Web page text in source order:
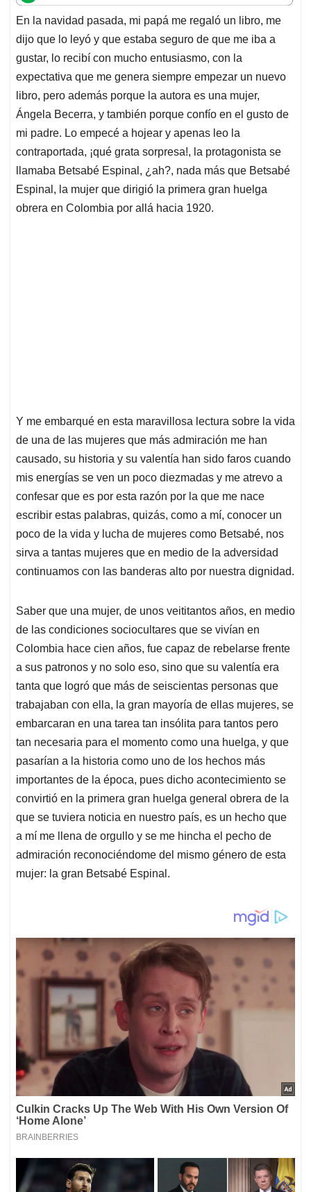
t
s
A
p
p
e
b
o
o
k
k
e
d
I
n
i
l
e
a
d
s
En la navidad pasada, mi papá me regaló un libro, me
dijo que lo leyó y que estaba seguro de que me iba a
gustar, lo recibí con mucho entusiasmo, con la
expectativa que me genera siempre empezar un nuevo
libro, pero además porque la autora es una mujer,
Ángela Becerra, y también porque confío en el gusto de
mi padre. Lo empecé a hojear y apenas leo la
contraportada, ¡qué grata sorpresa!, la protagonista se
llamaba Betsabé Espinal, ¿ah?, nada más que Betsabé
Espinal, la mujer que dirigió la primera gran huelga
obrera en Colombia por allá hacia 1920.
Y me embarqué en esta maravillosa lectura sobre la vida
de una de las mujeres que más admiración me han
causado, su historia y su valentía han sido faros cuando
mis energías se ven un poco diezmadas y me atrevo a
confesar que es por esta razón por la que me nace
escribir estas palabras, quizás, como a mí, conocer un
poco de la vida y lucha de mujeres como Betsabé, nos
sirva a tantas mujeres que en medio de la adversidad
continuamos con las banderas alto por nuestra dignidad.
Saber que una mujer, de unos veititantos años, en medio
de las condiciones sociocultares que se vivían en
Colombia hace cien años, fue capaz de rebelarse frente
a sus patronos y no solo eso, sino que su valentía era
tanta que logró que más de seiscientas personas que
trabajaban con ella, la gran mayoría de ellas mujeres, se
embarcaran en una tarea tan insólita para tantos pero
tan necesaria para el momento como una huelga, y que
pasarían a la historia como uno de los hechos más
importantes de la época, pues dicho acontecimiento se
convirtió en la primera gran huelga general obrera de la
que se tuviera noticia en nuestro país, es un hecho que
a mí me llena de orgullo y se me hincha el pecho de
admiración reconociéndome del mismo género de esta
mujer: la gran Betsabé Espinal.